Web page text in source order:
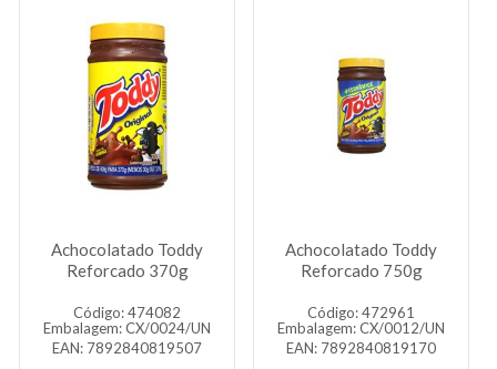
Achocolatado Toddy
Reforcado 370g
Código: 474082
Embalagem: CX/0024/UN
EAN: 7892840819507
Achocolatado Toddy
Reforcado 750g
Código: 472961
Embalagem: CX/0012/UN
EAN: 7892840819170